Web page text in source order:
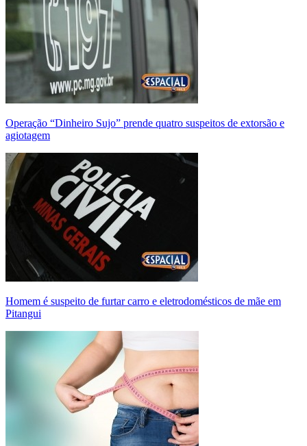
Operação “Dinheiro Sujo” prende quatro suspeitos de extorsão e
agiotagem
Homem é suspeito de furtar carro e eletrodomésticos de mãe em
Pitangui